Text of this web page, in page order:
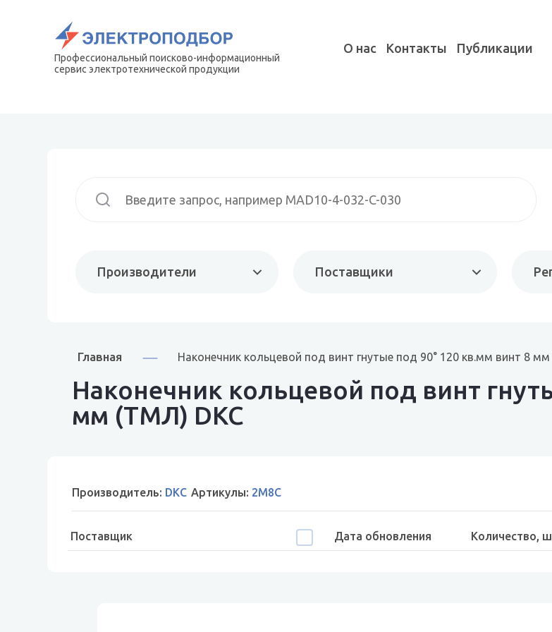
Профессиональный поисково-информационный
сервис электротехнической продукции
О нас Контакты Публикации
Производители Поставщики
Главная Наконечник кольцевой под винт гнутые под 90° 120 кв.мм винт 8
Наконечник кольцевой под винт
мм (ТМЛ) DKC
Производитель: DKC Артикулы: 2M8C
Поставщик Дата обновления Количество,